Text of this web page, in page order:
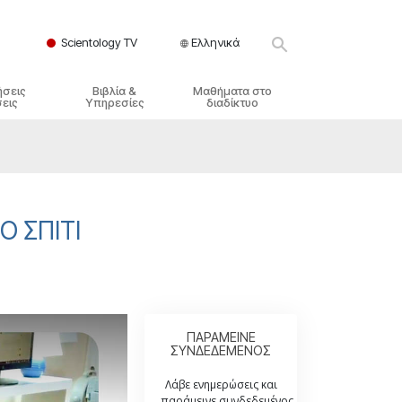
Scientology TV Ελληνικά
Βιβλία &
Υπηρεσίες
Μαθήματα στο
διαδίκτυο
Ακεραιότητα και Τιμιότητα
Γάμος
ΠΑΡΑΜΕΙΝΕ
ΣΥΝΔΕΔΕΜΕΝΟΣ
Λάβε ενημερώσεις και